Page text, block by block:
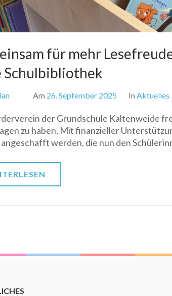
für mehr
Schulbibliothek
Am 26. September 2025 In Aktuelles
der Grundschule Kaltenweide
zu haben. Mit finanzieller
werden, die nun den